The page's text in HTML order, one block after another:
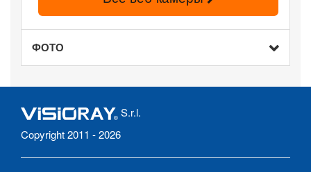
ФОТО
S.r.l.
Copyright 2011 - 2026